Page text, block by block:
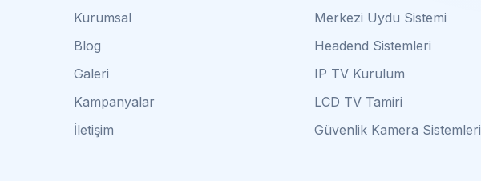
Kurumsal
Blog
Galeri
Kampanyalar
İletişim
Merkezi Uydu Sistemi
Headend Sistemleri
IP TV Kurulum
LCD TV Tamiri
Güvenlik Kamera Sistemleri